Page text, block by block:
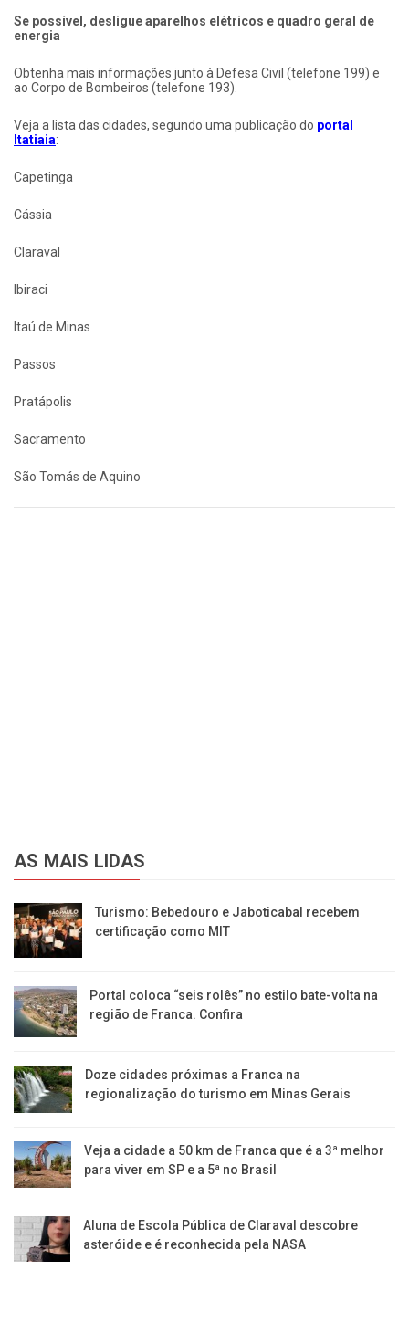
Se possível, desligue aparelhos elétricos e quadro geral de
energia
Obtenha mais informações junto à Defesa Civil (telefone 199) e
ao Corpo de Bombeiros (telefone 193).
Veja a lista das cidades, segundo uma publicação do portal
Itatiaia:
Capetinga
Cássia
Claraval
Ibiraci
Itaú de Minas
Passos
Pratápolis
Sacramento
São Tomás de Aquino
AS MAIS LIDAS
Turismo: Bebedouro e Jaboticabal recebem
certificação como MIT
Portal coloca “seis rolês” no estilo bate-volta na
região de Franca. Confira
​Doze cidades próximas a Franca na
regionalização do turismo em Minas Gerais
Veja a cidade a 50 km de Franca que é a 3ª melhor
para viver em SP e a 5ª no Brasil
Aluna de Escola Pública de Claraval descobre
asteróide e é reconhecida pela NASA